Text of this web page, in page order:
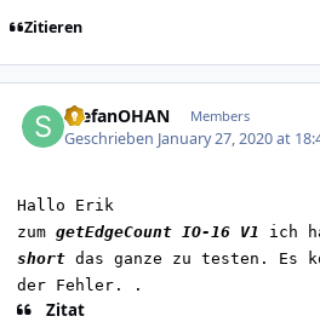
Zitieren
StefanOHAN Members
Geschrieben January 27, 2020 at
Hallo Erik
zum getEdgeCount IO-16 V1
ich
short das ganze zu testen. Es
der Fehler. .
Zitat